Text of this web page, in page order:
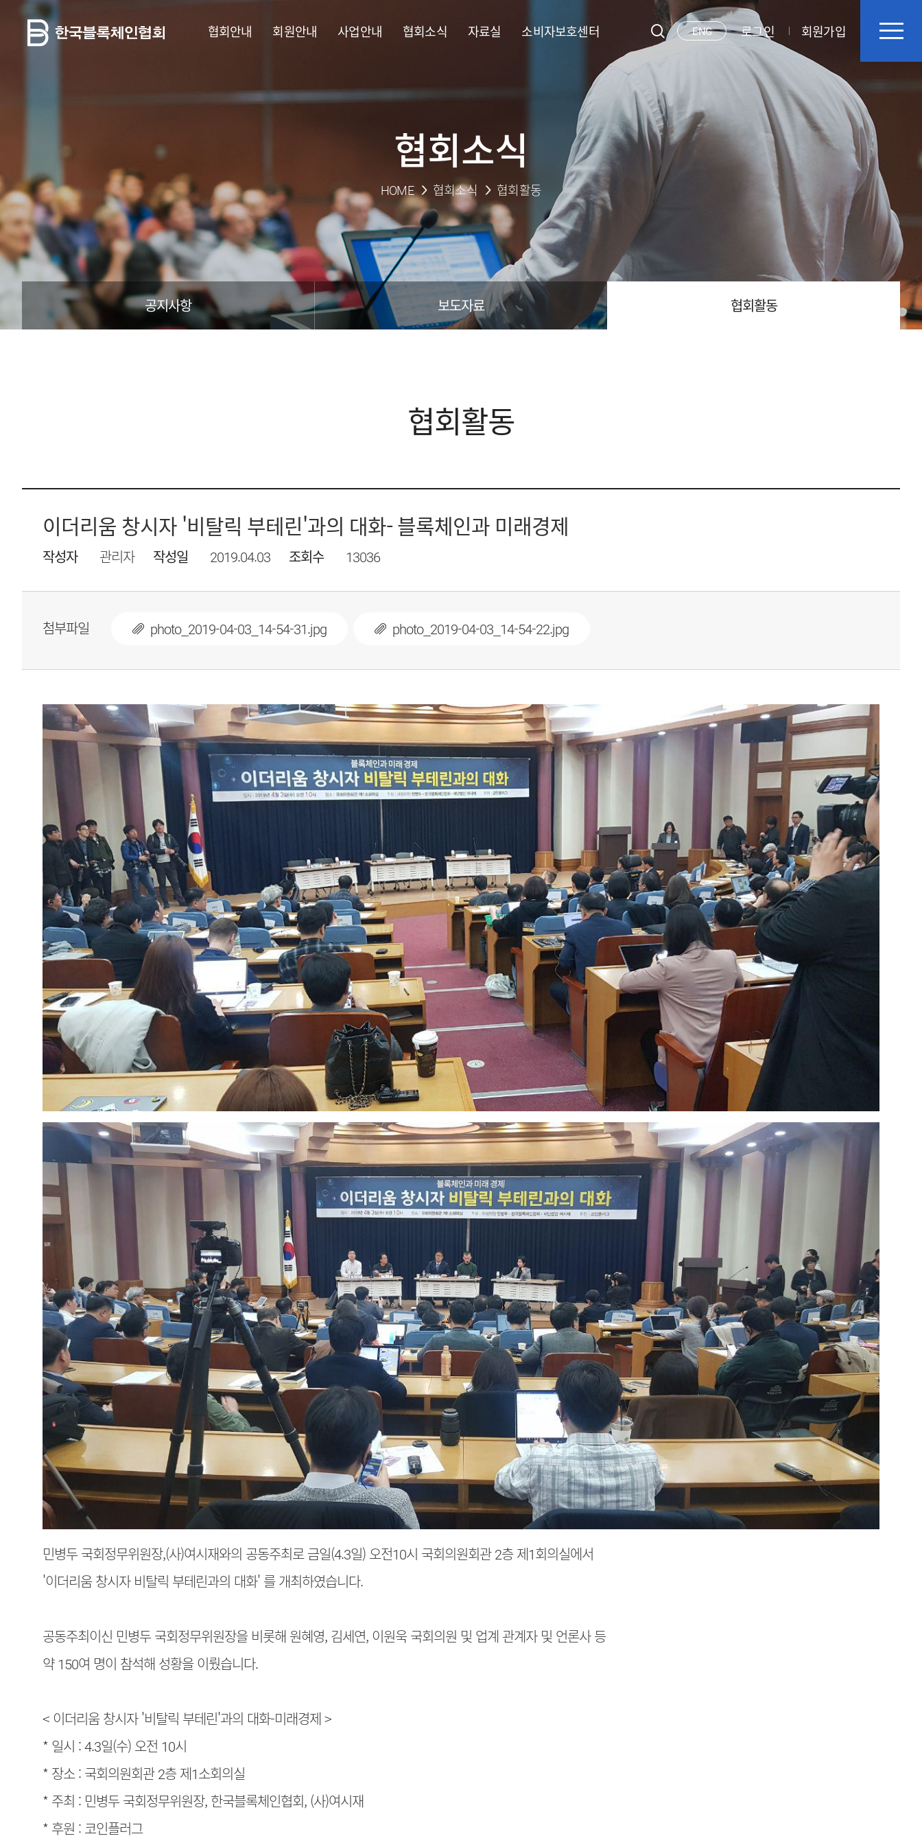
협회안내 회원안내 사업안내 협회소식 자료실 소비자보호센터 ENG 로그인 회원가입
협회소식
HOME 협회소식 협회활동
공지사항 보도자료 협회활동
협회활동
이더리움 창시자 '비탈릭 부테린'과의 대화- 블록체인과 미래경제
작성자 관리자 작성일 2019.04.03 조회수 13036
첨부파일 photo_2019-04-03_14-54-31.jpg photo_2019-04-03_14-54-22.jpg
민병두 국회정무위원장,(사)여시재와의 공동주최로금일(4.3일) 오전10시 국회의원회관 2층 제1회의실에서
'이더리움 창시자 비탈릭 부테린과의 대화' 를 개최하였습니다.
공동주최이신 민병두 국회정무위원장을 비롯해 원혜영, 김세연, 이원욱 국회의원 및 업계 관계자 및 언론사 등
약 150여 명이 참석해 성황을 이뤘습니다.
< 이더리움 창시자 '비탈릭 부테린'과의 대화-미래경제 >
* 일시 : 4.3일(수) 오전 10시
* 장소 : 국회의원회관 2층 제1소회의실
* 주최 : 민병두 국회정무위원장, 한국블록체인협회, (사)여시재
* 후원 : 코인플러그